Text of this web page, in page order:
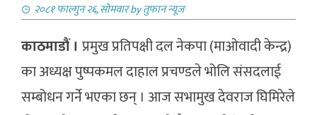
२०८१ फाल्गुन २६, सोमवारbyतुफान न्यूज
काठमाडौं । प्रमुख प्रतिपक्षी दल नेकपा (माओवादी केन्द्र)
का अध्यक्ष पुष्पकमल दाहाल प्रचण्डले भोलि संसदलाई
सम्बोधन गर्ने भएका छन् । आज सभामुख देवराज घिमिरेले